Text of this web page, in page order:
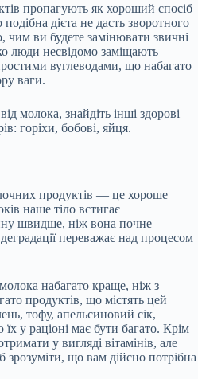
пропагують як хороший спосіб
дієта не дасть зворотного
чим ви будете замінювати звичні
люди несвідомо заміщають
вуглеводами, що набагато
ваги.
молока, знайдіть інші здорові
горіхи, бобові, яйця.
продуктів — це хороше
наше тіло встигає
швидше, ніж вона почне
переважає над процесом
набагато краще, ніж з
продуктів, що містять цей
тофу, апельсиновий сік,
у раціоні має бути багато. Крім
у вигляді вітамінів, але
зрозуміти, що вам дійсно потрібна